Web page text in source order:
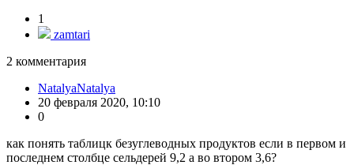
1
zamtari
2 комментария
NatalyaNatalya
20 февраля 2020, 10:10
0
как понять таблицк безуглеводных продуктов если в первом и
последнем столбце сельдерей 9,2 а во втором 3,6?